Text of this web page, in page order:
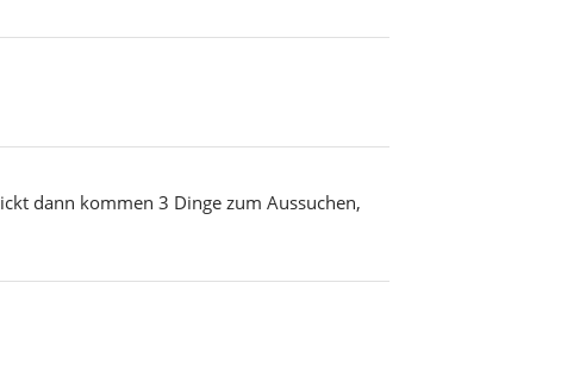
dann kommen 3 Dinge zum Aussuchen,